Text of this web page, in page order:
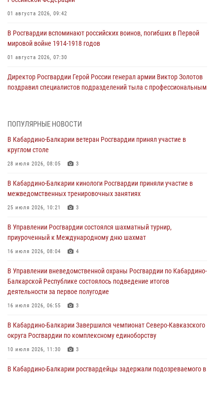
01 августа 2026, 09:42
В Росгвардии вспоминают российских воинов, погибших в Первой
мировой войне 1914-1918 годов
01 августа 2026, 07:30
Директор Росгвардии Герой России генерал армии Виктор Золотов
поздравил специалистов подразделений тыла с профессиональным
направлении
31 июля 2026, 09:22
генерала армии Виктора Золотова с заместителем полномочного
представителя Президента Российской Федерации в Северо-
Кавказском федеральном округе Виталием Кузнецовым
Управление Росгвардии по Кабардино-Балкарской Республике
информирует
В Кабардино-Балкарии нештатные инструктора подразделений
Росгвардии отработали профессиональные навыки
29 июля 2026, 11:56 2
ПОПУЛЯРНЫЕ НОВОСТИ
В Кабардино-Балкарии ветеран Росгвардии принял участие в
круглом столе
28 июля 2026, 08:05 3
В Кабардино-Балкарии кинологи Росгвардии приняли участие в
межведомственных тренировочных занятиях
25 июля 2026, 10:21 3
В Управлении Росгвардии состоялся шахматный турнир,
приуроченный к Международному дню шахмат
16 июля 2026, 08:04 4
В Управлении вневедомственной охраны Росгвардии по Кабардино-
Балкарской Республике состоялось подведение итогов
деятельности за первое полугодие
16 июля 2026, 06:55 3
В Кабардино-Балкарии Завершился чемпионат Северо-Кавказского
округа Росгвардии по комплексному единоборству
10 июля 2026, 11:30 3
В Кабардино-Балкарии росгвардейцы задержали подозреваемого в